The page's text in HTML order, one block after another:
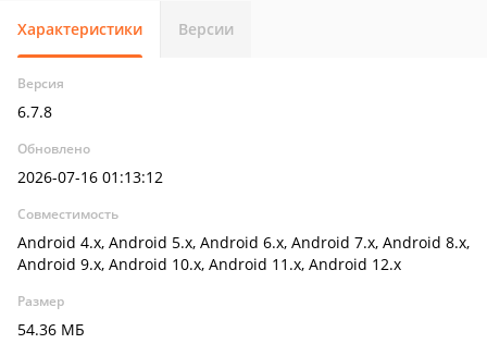
Характеристики Версии
Версия
6.7.8
Обновлено
2026-07-16 01:13:12
Совместимость
Android 4.x, Android 5.x, Android 6.x, Android 7.x, Android 8.x,
Android 9.x, Android 10.x, Android 11.x, Android 12.x
Размер
54.36 МБ